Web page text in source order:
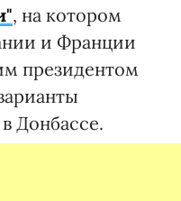
, на котором
и Франции
президентом
Донбассе.